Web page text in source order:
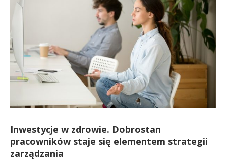
Inwestycje w zdrowie. Dobrostan
pracowników staje się elementem strategii
zarządzania